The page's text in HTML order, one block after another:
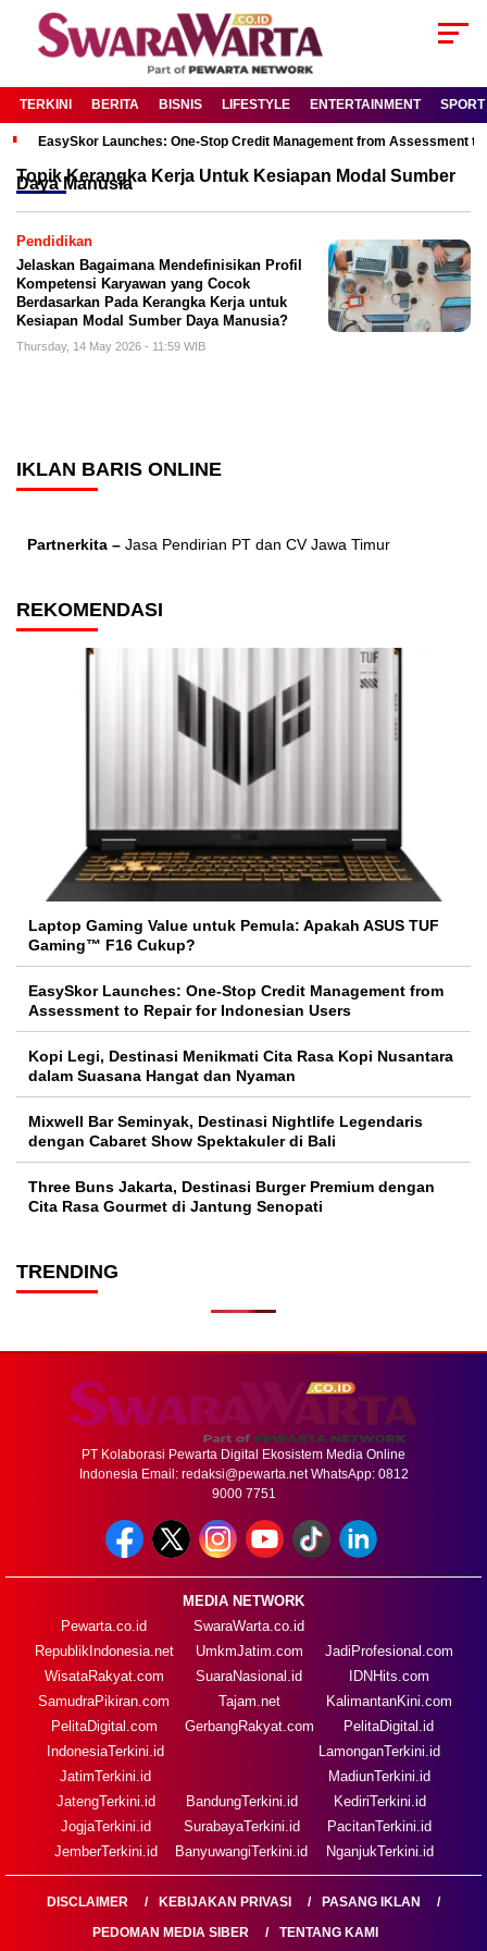
TERKINI BERITA BISNIS LIFESTYLE ENTERTAINMENT SPORT
EasySkor Launches: One-Stop Credit Management from Assessment
TopikKerangka Kerja Untuk Kesiapan Modal Sumber
Daya Manusia
Pendidikan
Jelaskan Bagaimana Mendefinisikan Profil
Kompetensi Karyawan yang Cocok
Berdasarkan Pada Kerangka Kerja untuk
Kesiapan Modal Sumber Daya Manusia?
Thursday, 14 May 2026 - 11:59 WIB
IKLAN BARIS ONLINE
Partnerkita – Jasa Pendirian PT dan CV Jawa Timur
REKOMENDASI
Laptop Gaming Value untuk Pemula: Apakah ASUS TUF
Gaming™ F16 Cukup?
EasySkor Launches: One-Stop Credit Management from
Assessment to Repair for Indonesian Users
Kopi Legi, Destinasi Menikmati Cita Rasa Kopi Nusantara
dalam Suasana Hangat dan Nyaman
Mixwell Bar Seminyak, Destinasi Nightlife Legendaris
dengan Cabaret Show Spektakuler di Bali
Three Buns Jakarta, Destinasi Burger Premium dengan
Cita Rasa Gourmet di Jantung Senopati
TRENDING
PT Kolaborasi Pewarta Digital Ekosistem Media Online
Indonesia Email: redaksi@pewarta.netWhatsApp: 0812
9000 7751
MEDIA NETWORK
Pewarta.co.id
RepublikIndonesia.net
WisataRakyat.com
SamudraPikiran.com
PelitaDigital.com
SwaraWarta.co.id
UmkmJatim.com
SuaraNasional.id
Tajam.net
GerbangRakyat.com
JadiProfesional.com
IDNHits.com
KalimantanKini.com
PelitaDigital.id
IndonesiaTerkini.id
JatimTerkini.id
JatengTerkini.id
JogjaTerkini.id
JemberTerkini.id
BandungTerkini.id
SurabayaTerkini.id
BanyuwangiTerkini.id
LamonganTerkini.id
MadiunTerkini.id
KediriTerkini.id
PacitanTerkini.id
NganjukTerkini.id
DISCLAIMER KEBIJAKAN PRIVASI
PASANG IKLAN
PEDOMAN MEDIA SIBER
TENTANG KAMI